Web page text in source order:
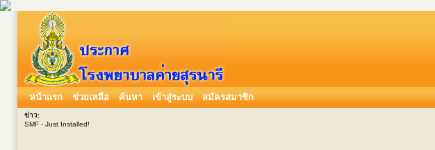
หน้าแรก ช่วยเหลือ ค้นหา เข้าสู่ระบบ สมัครสมาชิก
ข่าว:
SMF - Just Installed!